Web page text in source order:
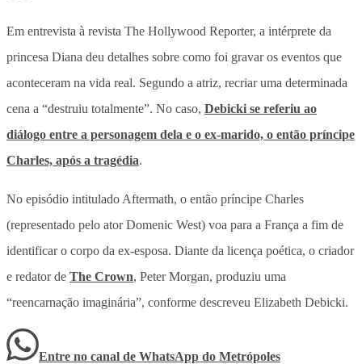
Em entrevista à revista The Hollywood Reporter, a intérprete da
princesa Diana deu detalhes sobre como foi gravar os eventos que
aconteceram na vida real. Segundo a atriz, recriar uma determinada
cena a “destruiu totalmente”. No caso, Debicki se referiu ao
diálogo entre a personagem dela e o ex-marido, o então príncipe
Charles, após a tragédia.
No episódio intitulado Aftermath, o então príncipe Charles
(representado pelo ator Domenic West) voa para a França a fim de
identificar o corpo da ex-esposa. Diante da licença poética, o criador
e redator de The Crown, Peter Morgan, produziu uma
“reencarnação imaginária”, conforme descreveu Elizabeth Debicki.
Entre no canal de WhatsApp do Metrópoles